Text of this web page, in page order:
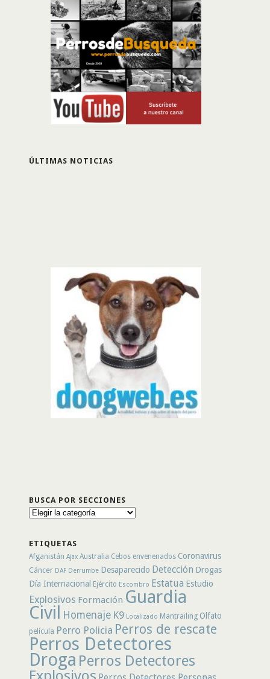
ÚLTIMAS NOTICIAS
BUSCA POR SECCIONES
Busca
ETIQUETAS
Afganistán Ajax Australia Cebos envenenados Coronavirus
Cáncer DAF Derrumbe Desaparecido Detección Drogas
Día Internacional Ejército Escombro Estatua Estudio
Explosivos Formación Guardia
Civil Homenaje K9 Localizado Mantrailing Olfato
película Perro Policia Perros de rescate
Perros Detectores
Droga Perros Detectores